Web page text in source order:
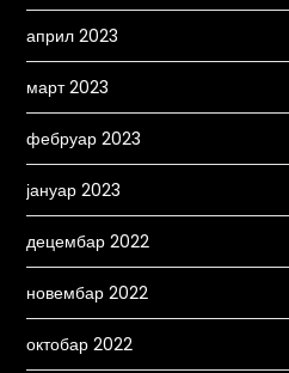
април 2023
март 2023
фебруар 2023
јануар 2023
децембар 2022
новембар 2022
октобар 2022